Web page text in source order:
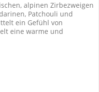
alpinen Zirbezweigen
Patchouli und
ein Gefühl von
eine warme und